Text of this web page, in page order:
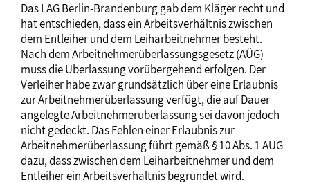
Das LAG Berlin-Brandenburg gab dem Kläger recht und
hat entschieden, dass ein Arbeitsverhältnis zwischen
dem Entleiher und dem Leiharbeitnehmer besteht.
Nach dem Arbeitnehmerüberlassungsgesetz (AÜG)
muss die Überlassung vorübergehend erfolgen. Der
Verleiher habe zwar grundsätzlich über eine Erlaubnis
zur Arbeitnehmerüberlassung verfügt, die auf Dauer
angelegte Arbeitnehmerüberlassung sei davon jedoch
nicht gedeckt. Das Fehlen einer Erlaubnis zur
Arbeitnehmerüberlassung führt gemäß § 10 Abs. 1 AÜG
dazu, dass zwischen dem Leiharbeitnehmer und dem
Entleiher ein Arbeitsverhältnis begründet wird.